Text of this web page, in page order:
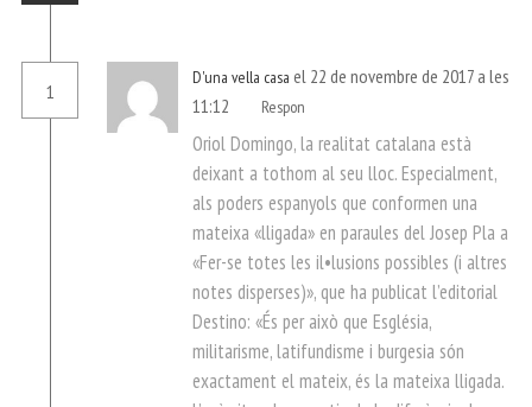
1
D'una vella casa el 22 de novembre de 2017 a les
11:12
Respon
Oriol Domingo, la realitat catalana està
deixant a tothom al seu lloc. Especialment,
als poders espanyols que conformen una
mateixa «lligada» en paraules del Josep Pla a
«Fer-se totes les il•lusions possibles (i altres
notes disperses)», que ha publicat l’editorial
Destino: «És per això que Església,
militarisme, latifundisme i burgesia són
exactament el mateix, és la mateixa lligada.